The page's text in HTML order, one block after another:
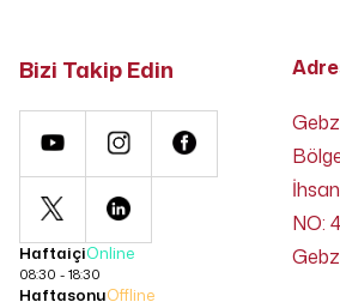
Bizi Takip Edin
HaftaiçiOnline
08:30 - 18:30
HaftasonuOffline
NO: